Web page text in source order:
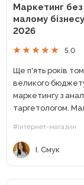
Маркетинг без
малому
2026
5.0
Ще п'ять років
великого
маркетингу з
таргетологом.
#Інтернет-магазин
І. Смук